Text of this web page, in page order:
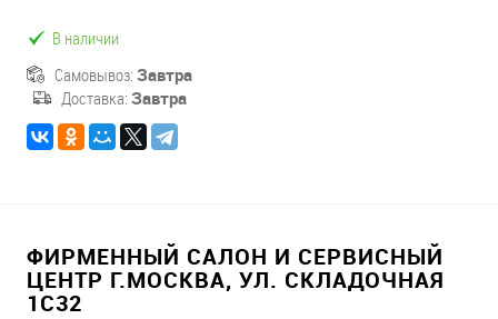
В наличии
Самовывоз: Завтра
Доставка: Завтра
ФИРМЕННЫЙ САЛОН И СЕРВИСНЫЙ
ЦЕНТР Г.МОСКВА, УЛ. СКЛАДОЧНАЯ
1С32